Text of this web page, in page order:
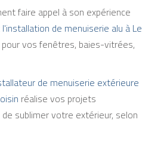
faire appel à son expérience
de menuiserie alu à Le
pour vos fenêtres, baies-vitrées,
de menuiserie extérieure
réalise vos projets
sublimer votre extérieur, selon